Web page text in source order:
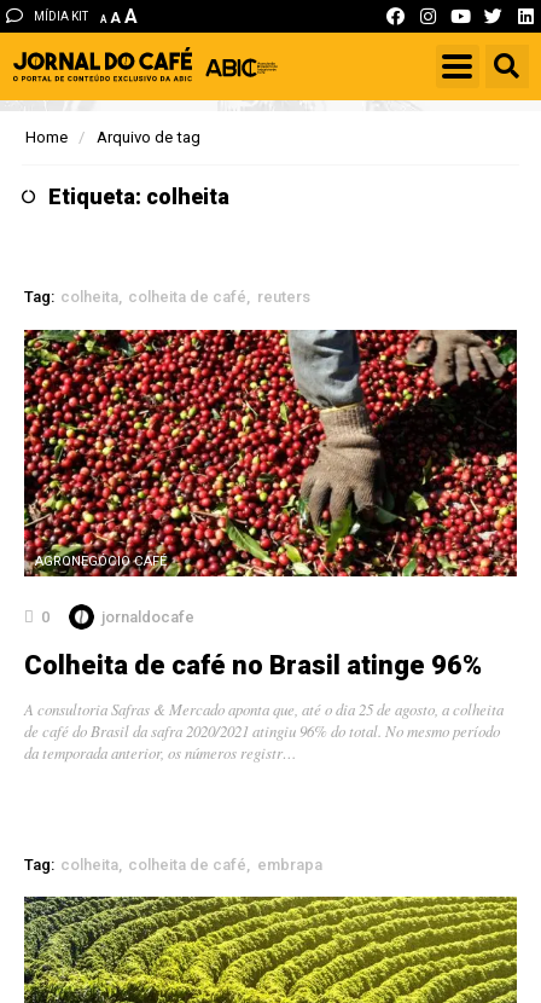
MÍDIA KIT A A A
Home Arquivo de tag
Etiqueta: colheita
Tag: colheita colheita de café reuters
AGRONEGÓCIO CAFÉ
0 jornaldocafe
Colheita de café no Brasil atinge 96%
A consultoria Safras & Mercado aponta que, até o dia 25 de agosto, a colheita
de café do Brasil da safra 2020/2021 atingiu 96% do total. No mesmo período
da temporada anterior, os números registr…
Tag: colheita colheita de café embrapa